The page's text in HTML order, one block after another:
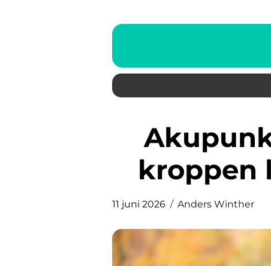
Akupunktur i Herning: når
kroppen
11 juni 2026 Anders Winther